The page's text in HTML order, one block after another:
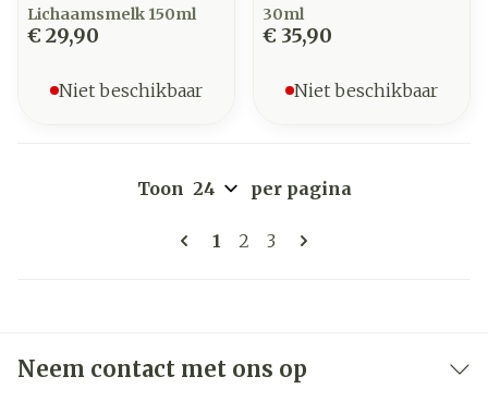
Lichaamsmelk 150ml
€ 29,90
Niet beschikbaar
30ml
€ 35,90
Niet beschikbaar
Pagina's
U lees momenteel pagina
1 Pagina
2 Pagina
3
Toon per pagina
Neem contact met ons op